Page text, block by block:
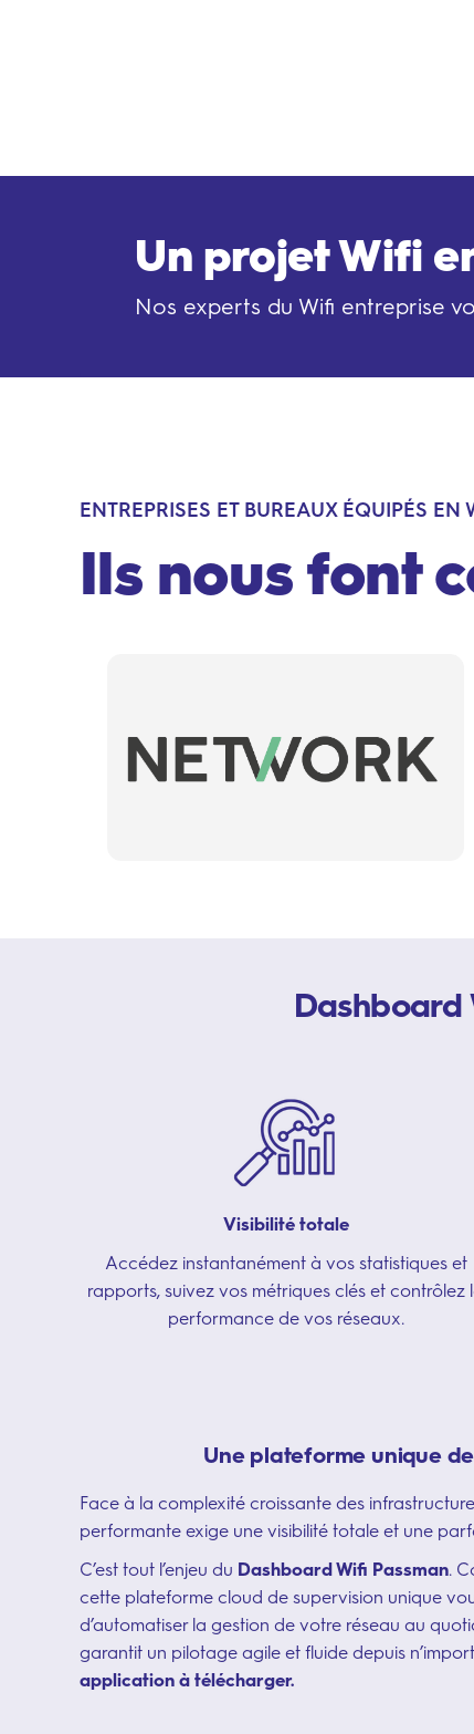
Un projet Wifi
Nos experts du Wifi entreprise
ENTREPRISES ET BUREAUX ÉQUIPÉS EN
Ils nous font
Dashboard
Visibilité totale
Accédez instantanément à vos statistiques et
rapports, suivez vos métriques clés et contrôlez
performance de vos réseaux.
Une plateforme unique
Face à la complexité croissante des
performante exige une visibilité totale et une
C’est tout l’enjeu du Dashboard Wifi Passman.
cette plateforme cloud de supervision unique
d’automatiser la gestion de votre réseau au
garantit un pilotage agile et fluide depuis
application à télécharger.